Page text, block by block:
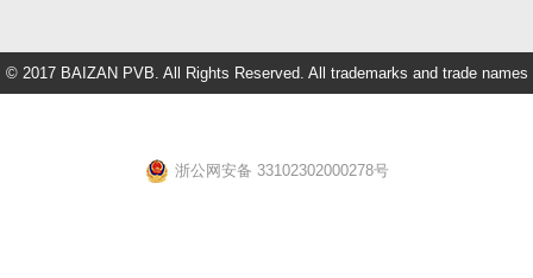
© 2017 BAIZAN PVB. All Rights Reserved. All trademarks and trade names
浙公网安备 33102302000278号